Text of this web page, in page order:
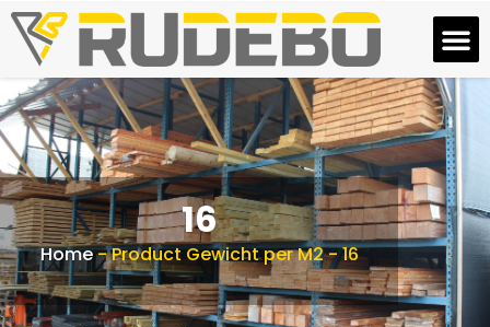
16
Home-Product Gewicht per M2-16